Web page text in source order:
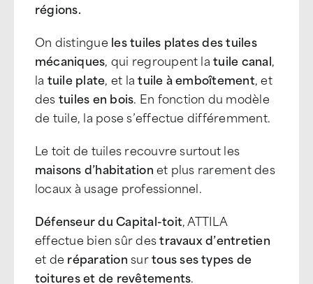
régions.
On distingue les tuiles plates des tuiles
mécaniques, qui regroupent latuile canal,
la tuile plate, et latuile à emboîtement, et
destuiles en bois. En fonction du modèle
de tuile, la pose s’effectue différemment.
Le toit de tuiles recouvre surtout les
maisons d’habitationet plus rarement des
locaux à usage professionnel.
Défenseur du Capital-toit, ATTILA
effectue bien sûr destravaux d’entretien
et de réparationsurtous ses types de
toitures et de revêtements.